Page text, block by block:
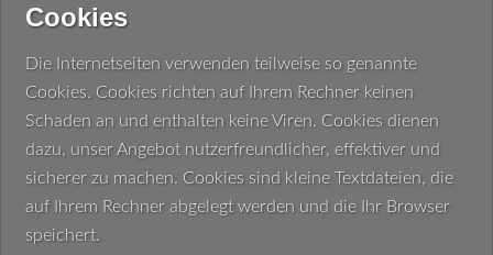
Cookies
Die Internetseiten verwenden teilweise so genannte
Cookies. Cookies richten auf Ihrem Rechner keinen
Schaden an und enthalten keine Viren. Cookies dienen
dazu, unser Angebot nutzerfreundlicher, effektiver und
sicherer zu machen. Cookies sind kleine Textdateien, die
auf Ihrem Rechner abgelegt werden und die Ihr Browser
speichert.